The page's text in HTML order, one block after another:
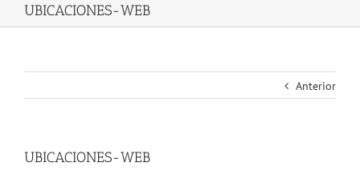
UBICACIONES-WEB
Anterior
UBICACIONES-WEB